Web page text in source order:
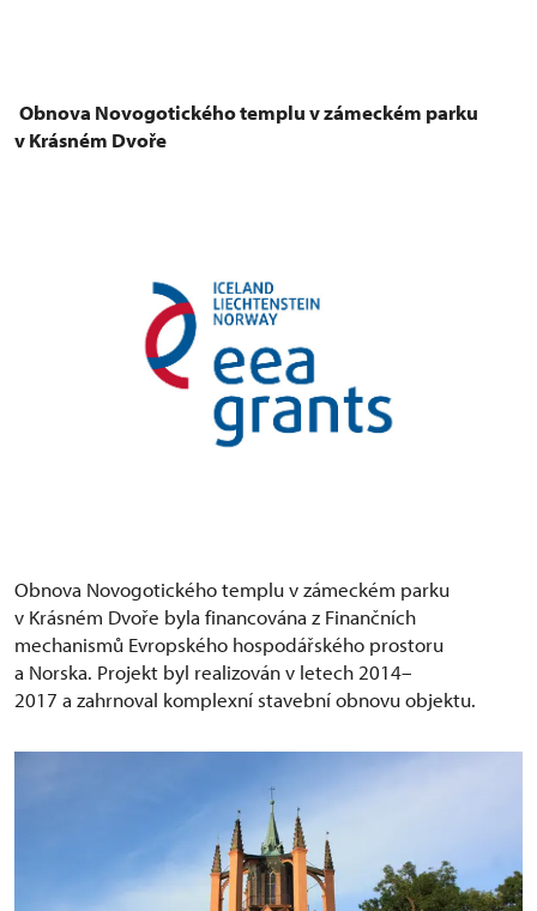
Obnova Novogotického templu v zámeckém parku
v Krásném Dvoře
Obnova Novogotického templu v zámeckém parku
v Krásném Dvoře byla financována z Finančních
mechanismů Evropského hospodářského prostoru
a Norska. Projekt byl realizován v letech 2014–
2017 a zahrnoval komplexní stavební obnovu objektu.